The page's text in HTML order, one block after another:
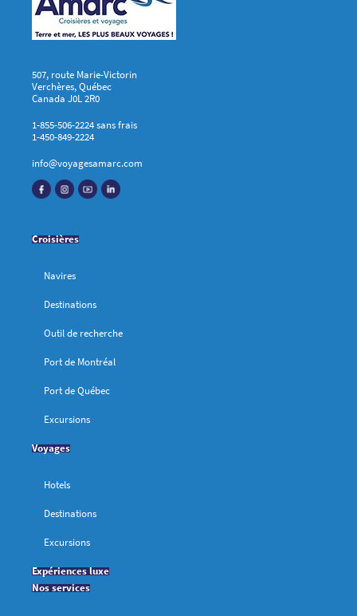
507, route Marie-Victorin
Verchères, Québec
Canada J0L 2R0
1-855-506-2224 sans frais
1-450-849-2224
info@voyagesamarc.com
Croisières
Navires
Destinations
Outil de recherche
Port de Montréal
Port de Québec
Excursions
Voyages
Hotels
Destinations
Excursions
Expériences luxe
Nos services